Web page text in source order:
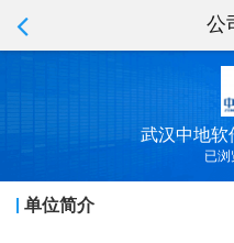
公
武汉中地软
已
单位简介